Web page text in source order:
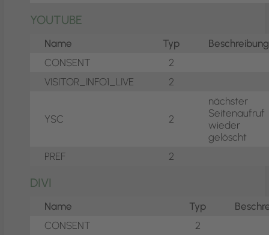
YOUTUBE
Name Typ
Beschreibung
CONSENT
2
VISITOR_INFO1_LIVE
2
YSC 2
nächster
Seitenaufruf
wieder
gelöscht
PREF
2
DIVI
Name Typ
CONSENT
2